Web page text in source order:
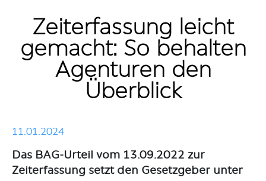
Zeiterfassung leicht
gemacht: So behalten
Agenturen den
Überblick
11.01.2024
Das BAG-Urteil vom 13.09.2022 zur
Zeiterfassung setzt den Gesetzgeber unter